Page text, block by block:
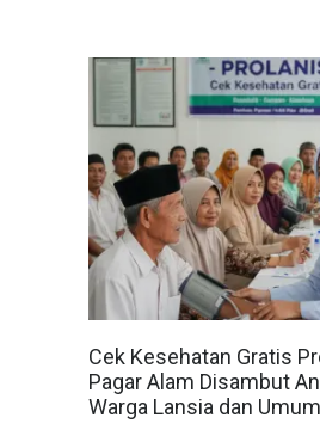
Cek Kesehatan Gratis
Pagar Alam Disambut
Warga Lansia dan Umum